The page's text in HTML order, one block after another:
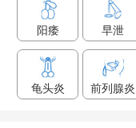
阳痿 早泄
龟头炎 前列腺炎